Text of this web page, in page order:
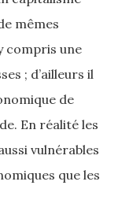
mêmes
compris une
; d’ailleurs il
de
En réalité les
vulnérables
que les